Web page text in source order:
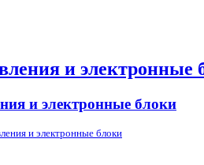
и электронные
и электронные блоки
и электронные блоки